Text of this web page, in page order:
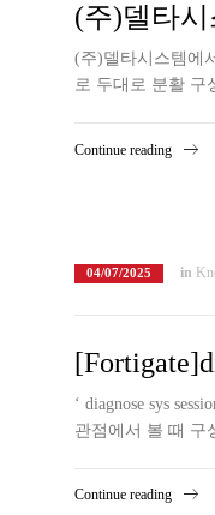
(주)델타
(주)델타시스템에
로 두대로 분활 구
Continue reading
04/07/2025 in
‘ diagnose sys
관점에서 볼 때 구
Continue reading